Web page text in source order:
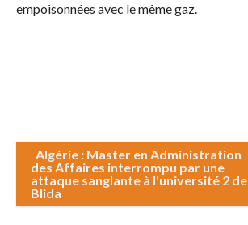
empoisonnées avec le même gaz.
Algérie : Master en Administration
des Affaires interrompu par une
attaque sanglante à l'université 2 de
Blida